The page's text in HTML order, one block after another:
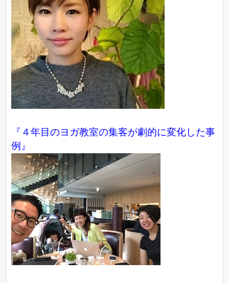
『４年目のヨガ教室の集客が劇的に変化した事
例』